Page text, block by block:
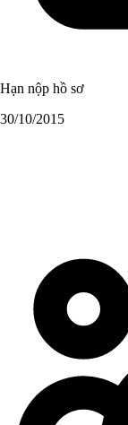
Hạn nộp hồ sơ
30/10/2015